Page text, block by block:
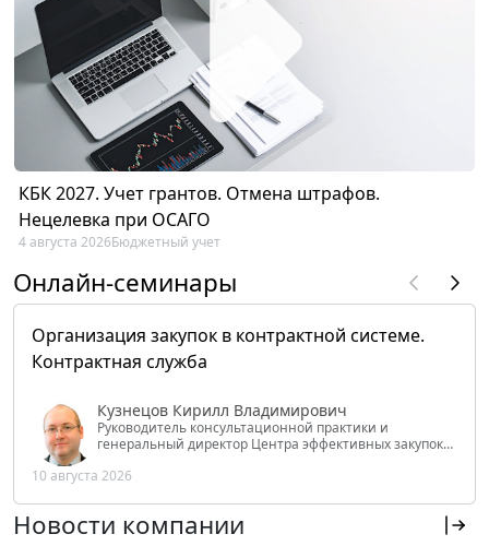
КБК 2027. Учет грантов. Отмена штрафов.
Нецелевка при ОСАГО
4 августа 2026Бюджетный учет
Онлайн-семинары
Организация закупок в контрактной системе.
Контрактная служба
Кузнецов Кирилл Владимирович
Руководитель консультационной практики и
генеральный директор Центра эффективных закупок
РФ
10 августа 2026
Новости компании